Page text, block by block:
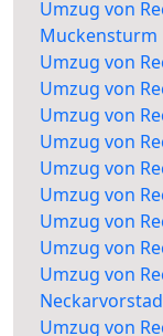
Umzug von
Muckensturm
Umzug von
Umzug von
Umzug von
Umzug von
Umzug von
Umzug von
Umzug von
Umzug von
Umzug von
Umzug von